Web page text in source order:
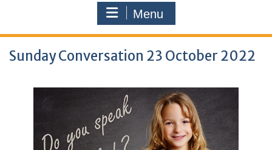
Menu
Sunday Conversation 23 October 2022